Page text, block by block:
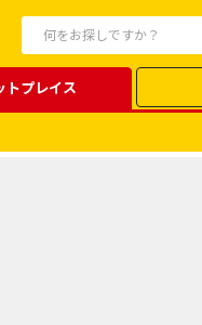
トプレイス